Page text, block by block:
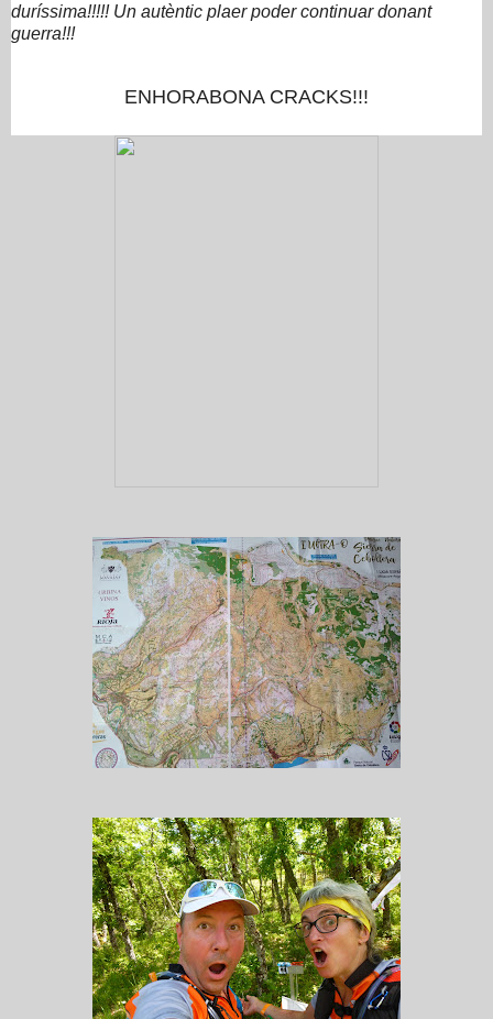
duríssima!!!!! Un autèntic plaer poder continuar donant
guerra!!!
ENHORABONA CRACKS!!!